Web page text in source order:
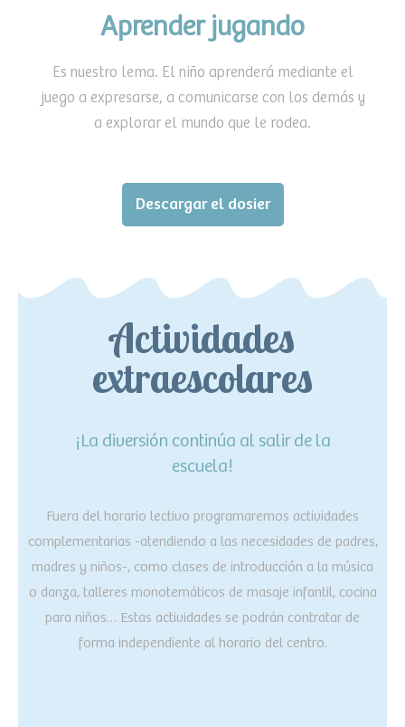
Aprender jugando
Es nuestro lema. El niño aprenderá mediante el
juego a expresarse, a comunicarse con los demás y
a explorar el mundo que le rodea.
Descargar el dosier
Actividades
extraescolares
¡La diversión continúa al salir de la
escuela!
Fuera del horario lectivo programaremos actividades
complementarias -atendiendo a las necesidades de padres,
madres y niños-, como clases de introducción a la música
o danza, talleres monotemáticos de masaje infantil, cocina
para niños… Estas actividades se podrán contratar de
forma independiente al horario del centro.